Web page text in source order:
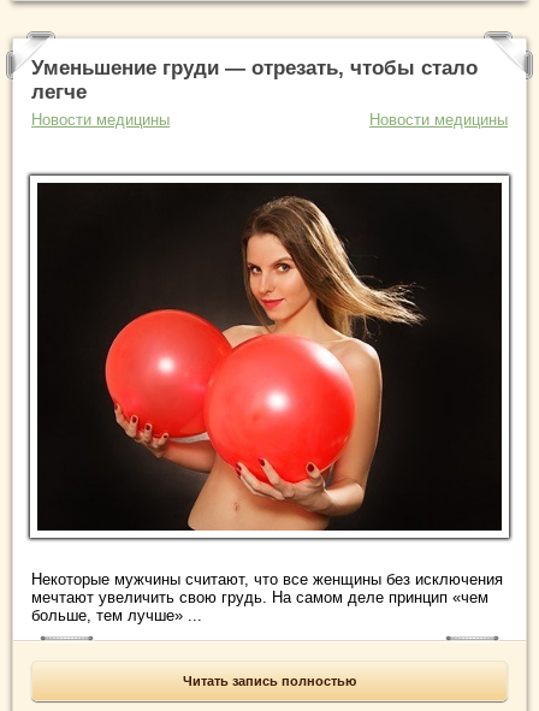
Уменьшение груди — отрезать, чтобы стало
легче
Новости медицины Новости медицины
Некоторые мужчины считают, что все женщины без исключения
мечтают увеличить свою грудь. На самом деле принцип «чем
больше, тем лучше» ...
Читать запись полностью